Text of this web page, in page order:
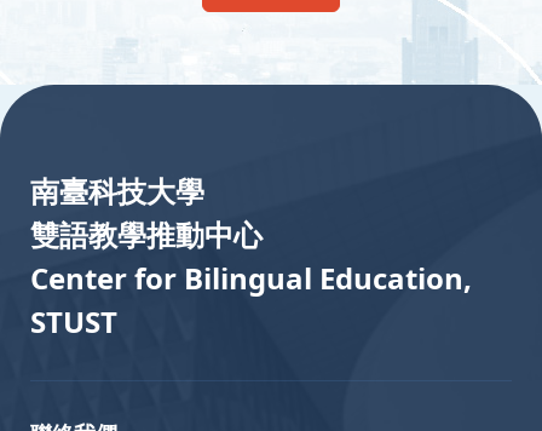
南臺科技大學
雙語教學推動中心
Center for Bilingual Education,
STUST